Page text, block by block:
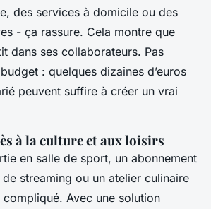
des services à domicile ou des
- ça rassure. Cela montre que
dans ses collaborateurs. Pas
: quelques dizaines d’euros
peuvent suffire à créer un vrai
à la culture et aux loisirs
en salle de sport, un abonnement
streaming ou un atelier culinaire
compliqué. Avec une solution